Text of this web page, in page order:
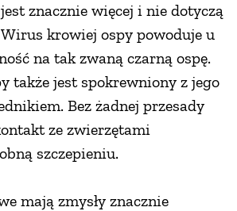
znacznie więcej i nie dotyczą
Wirus krowiej ospy powoduje u
na tak zwaną czarną ospę.
także jest spokrewniony z jego
Bez żadnej przesady
ze zwierzętami
szczepieniu.
mają zmysły znacznie